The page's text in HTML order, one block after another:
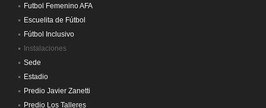
Futbol Femenino AFA
Escuelita de Fútbol
Fútbol Inclusivo
Instalaciones
Sede
Estadio
Predio Javier Zanetti
Predio Los Talleres